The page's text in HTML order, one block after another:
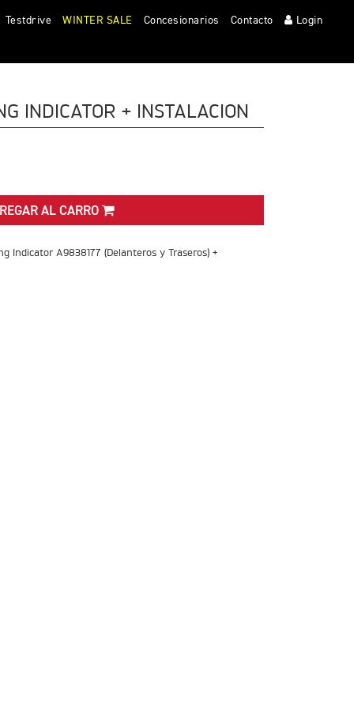
Testdrive WINTER SALE Concesionarios Contacto Login
INDICATOR + INSTALACION
AL CARRO
Indicator A9838177 (Delanteros y Traseros) +